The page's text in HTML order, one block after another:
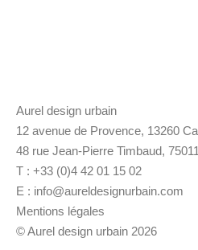
Aurel design urbain
12 avenue de Provence, 13260
48 rue Jean-Pierre Timbaud,
T : +33 (0)4 42 01 15 02
E : info@aureldesignurbain.com
Mentions légales
© Aurel design urbain 2026